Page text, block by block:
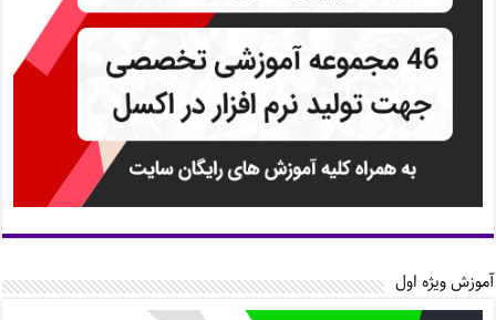
آموزش ویژه اول